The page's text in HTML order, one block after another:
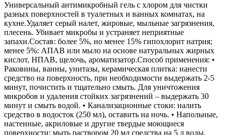
Универсальный антимикробный гель с хлором для чистки
разных поверхностей в туалетных и ванных комнатах, на
кухне.Удаляет серый налет, жировые, мыльные загрязнения,
плесень. Убивает микробы и устраняет неприятные
запахи.Состав: более 5%, но менее 15% гипохлорит натрия;
менее 5%: АПАВ или мыло на основе натуральных жирных
кислот, НПАВ, щелочь, ароматизатор.Способ применения: •
Раковины, ванны, унитазы, керамическая плитка: нанести
средство на поверхность, при необходимости выдержать 2-5
минут, почистить и тщательно смыть. Для уничтожения
микробов и удаления стойких загрязнений – выдержать 30
минут и смыть водой. • Канализационные стоки: налить
средство в водосток (250 мл), оставить на ночь. • Напольные,
настенные, акриловые и другие твердые моющиеся
поверхности: мыть раствором 20 мл средства на 5 л воды.